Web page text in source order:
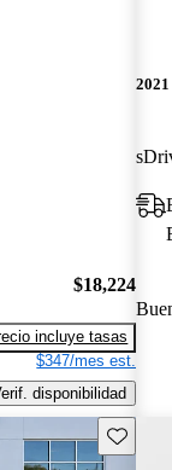
$18,224
incluye tasas
$347/mes est.
disponibilidad
Guarda